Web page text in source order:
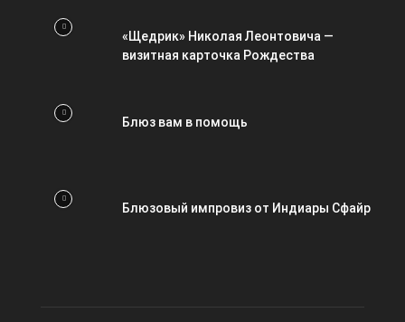
«Щедрик» Николая Леонтовича —
визитная карточка Рождества
Блюз вам в помощь
Блюзовый импровиз от Индиары Сфайр